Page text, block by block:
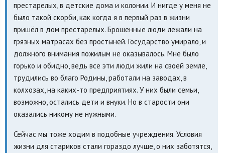
престарелых, в детские дома и колонии. И нигде у меня не
было такой скорби, как когда я в первый раз в жизни
пришёл в дом престарелых. Брошенные люди лежали на
грязных матрасах без простыней. Государство умирало, и
должного внимания пожилым не оказывалось. Мне было
горько и обидно, ведь все эти люди жили на своей земле,
трудились во благо Родины, работали на заводах, в
колхозах, на каких-то предприятиях. У них были семьи,
возможно, остались дети и внуки. Но в старости они
оказались никому не нужными.
Сейчас мы тоже ходим в подобные учреждения. Условия
жизни для стариков стали гораздо лучше, о них заботятся,